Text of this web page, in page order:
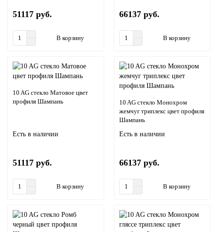
51117 руб.
В корзину
66137 руб.
В корзину
10 AG стекло Матовое цвет
профиля Шампань
Есть в наличии
51117 руб.
В корзину
10 AG стекло Монохром
жемчуг триплекс цвет профиля
Шампань
Есть в наличии
66137 руб.
В корзину